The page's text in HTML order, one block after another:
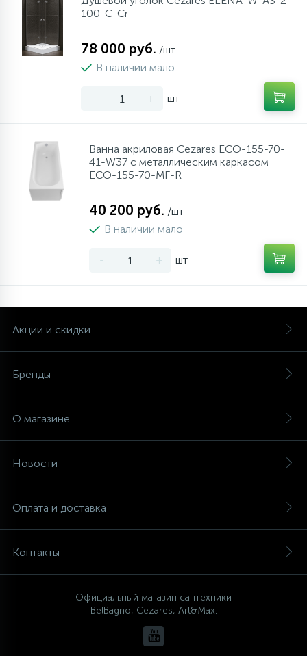
100-C-Cr
78 000 руб. /шт
В наличии мало
- + шт
Ванна акриловая Cezares ECO-155-70-
41-W37 с металлическим каркасом
ECO-155-70-MF-R
40 200 руб. /шт
В наличии мало
- + шт
Акции и скидки
Бренды
О магазине
Новости
Оплата и доставка
Контакты
Официальный магазин сантехники
BelBagno, Cezares, Art&Max.